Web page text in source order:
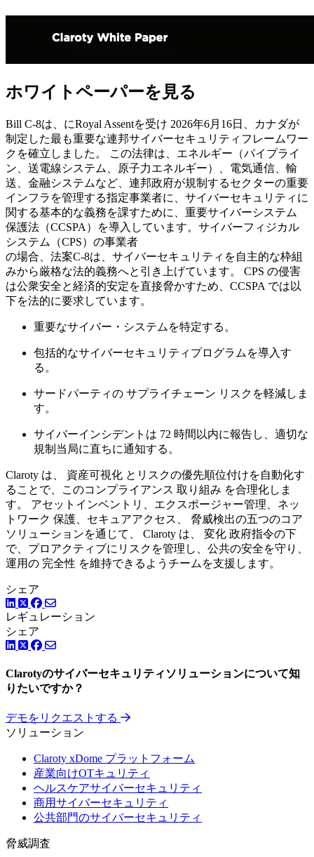
ホワイトペーパーを見る
Bill C-8は、にRoyal Assentを受け 2026年6月16日、カナダが
制定した最も重要な連邦サイバーセキュリティフレームワー
クを確立しました。 この法律は、エネルギー（パイプライ
ン、送電線システム、原子力エネルギー）、電気通信、輸
送、金融システムなど、連邦政府が規制するセクターの重要
インフラを管理する指定事業者に、サイバーセキュリティに
関する基本的な義務を課すために、重要サイバーシステム
保護法（CCSPA）を導入しています。サイバーフィジカル
システム（CPS）の事業者
の場合、法案C-8は、サイバーセキュリティを自主的な枠組
みから厳格な法的義務へと引き上げています。 CPS の侵害
は公衆安全と経済的安定を直接脅かすため、CCSPA では以
下を法的に要求しています。
重要なサイバー・システムを特定する。
包括的なサイバーセキュリティプログラムを導入す
る。
サードパーティの サプライチェーン リスクを軽減しま
す。
サイバーインシデントは 72 時間以内に報告し、適切な
規制当局に直ちに通知する。
Claroty は、 資産可視化 とリスクの優先順位付けを自動化す
ることで、このコンプライアンス 取り組み を合理化しま
す。 アセットインベントリ、エクスポージャー管理、ネッ
トワーク 保護、セキュアアクセス、 脅威検出の五つのコア
ソリューションを通じて、 Claroty は、 変化 政府指令の下
で、プロアクティブにリスクを管理し、公共の安全を守り、
運用の 完全性 を維持できるようチームを支援します。
シェア
LinkedIn
ツイッター
Facebook
レギュレーション
シェア
LinkedIn
ツイッター
Facebook
Clarotyのサイバーセキュリティソリューションについて知
りたいですか？
デモをリクエストする
ソリューション
Claroty xDome プラットフォーム
産業向けOTキュリティ
ヘルスケアサイバーセキュリティ
商用サイバーセキュリティ
公共部門のサイバーセキュリティ
脅威調査